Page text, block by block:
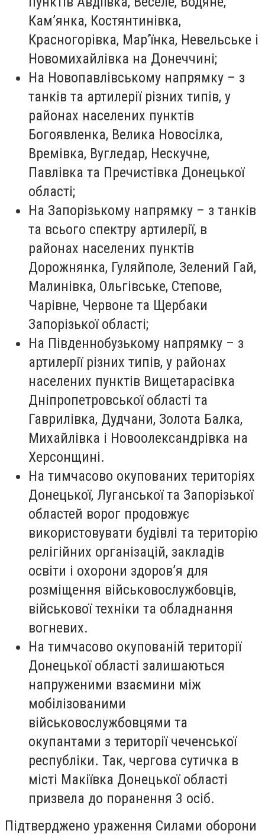
Кам’янка, Костянтинівка,
Красногорівка, Мар’їнка, Невельське і
Новомихайлівка на Донеччині;
На Новопавлівському напрямку – з
танків та артилерії різних типів, у
районах населених пунктів
Богоявленка, Велика Новосілка,
Времівка, Вугледар, Нескучне,
Павлівка та Пречистівка Донецької
області;
На Запорізькому напрямку – з танків
та всього спектру артилерії, в
районах населених пунктів
Дорожнянка, Гуляйполе, Зелений Гай,
Малинівка, Ольгівське, Степове,
Чарівне, Червоне та Щербаки
Запорізької області;
На Південнобузькому напрямку – з
артилерії різних типів, у районах
населених пунктів Вищетарасівка
Дніпропетровської області та
Гаврилівка, Дудчани, Золота Балка,
Михайлівка і Новоолександрівка на
Херсонщині.
На тимчасово окупованих територіях
Донецької, Луганської та Запорізької
областей ворог продовжує
використовувати будівлі та територію
релігійних організацій, закладів
освіти і охорони здоров’я для
розміщення військовослужбовців,
військової техніки та обладнання
вогневих.
На тимчасово окупованій території
Донецької області залишаються
напруженими взаємини між
мобілізованими
військовослужбовцями та
окупантами з території чеченської
республіки. Так, чергова сутичка в
місті Макіївка Донецької області
призвела до поранення 3 осіб.
Підтверджено ураження Силами оборони